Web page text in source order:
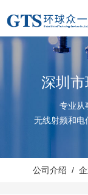
深圳
专业从
无线射频和电
公司介绍 /